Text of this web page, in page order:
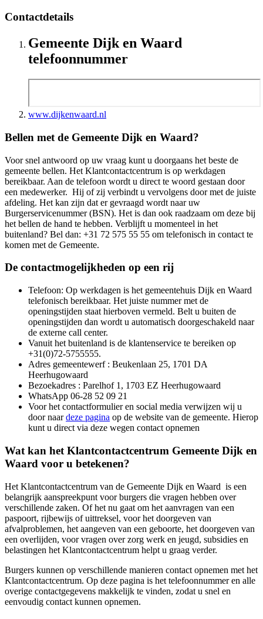
Contactdetails
Gemeente Dijk en Waard
telefoonnummer
www.dijkenwaard.nl
Bellen met de Gemeente Dijk en Waard?
Voor snel antwoord op uw vraag kunt u doorgaans het beste de
gemeente bellen. Het Klantcontactcentrum is op werkdagen
bereikbaar. Aan de telefoon wordt u direct te woord gestaan door
een medewerker. Hij of zij verbindt u vervolgens door met de juiste
afdeling. Het kan zijn dat er gevraagd wordt naar uw
Burgerservicenummer (BSN). Het is dan ook raadzaam om deze bij
het bellen de hand te hebben. Verblijft u momenteel in het
buitenland? Bel dan: +31 72 575 55 55 om telefonisch in contact te
komen met de Gemeente.
De contactmogelijkheden op een rij
Telefoon: Op werkdagen is het gemeentehuis Dijk en Waard
telefonisch bereikbaar. Het juiste nummer met de
openingstijden staat hierboven vermeld. Belt u buiten de
openingstijden dan wordt u automatisch doorgeschakeld naar
de externe call center.
Vanuit het buitenland is de klantenservice te bereiken op
+31(0)72-5755555.
Adres gemeentewerf : Beukenlaan 25, 1701 DA
Heerhugowaard
Bezoekadres : Parelhof 1, 1703 EZ Heerhugowaard
WhatsApp 06-28 52 09 21
Voor het contactformulier en social media verwijzen wij u
door naardeze pagina op de website van de gemeente. Hierop
kunt u direct via deze wegen contact opnemen
Wat kan het Klantcontactcentrum Gemeente Dijk en
Waard voor u betekenen?
Het Klantcontactcentrum van de Gemeente Dijk en Waard is een
belangrijk aanspreekpunt voor burgers die vragen hebben over
verschillende zaken. Of het nu gaat om het aanvragen van een
paspoort, rijbewijs of uittreksel, voor het doorgeven van
afvalproblemen, het aangeven van een geboorte, het doorgeven van
een overlijden, voor vragen over zorg werk en jeugd, subsidies en
belastingen het Klantcontactcentrum helpt u graag verder.
Burgers kunnen op verschillende manieren contact opnemen met het
Klantcontactcentrum. Op deze pagina is het telefoonnummer en alle
overige contactgegevens makkelijk te vinden, zodat u snel en
eenvoudig contact kunnen opnemen.